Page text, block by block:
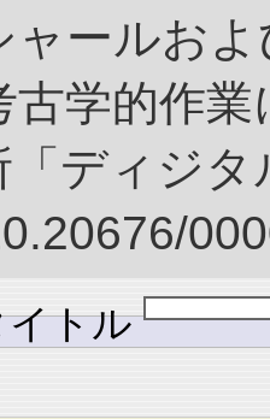
ャールお
古学的作
「ディジ
イトル